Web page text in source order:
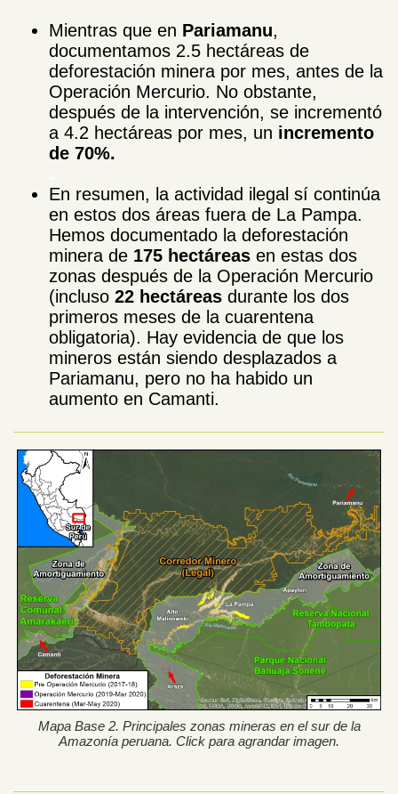
Mientras que en Pariamanu,
documentamos 2.5 hectáreas de
deforestación minera por mes, antes de la
Operación Mercurio. No obstante,
después de la intervención, se incrementó
a 4.2 hectáreas por mes, un incremento
de 70%.
En resumen, la actividad ilegal sí continúa
en estos dos áreas fuera de La Pampa.
Hemos documentado la deforestación
minera de 175 hectáreas en estas dos
zonas después de la Operación Mercurio
(incluso 22 hectáreas durante los dos
primeros meses de la cuarentena
obligatoria). Hay evidencia de que los
mineros están siendo desplazados a
Pariamanu, pero no ha habido un
aumento en Camanti.
Mapa Base 2. Principales zonas mineras en el sur de la
Amazonía peruana. Click para agrandar imagen.